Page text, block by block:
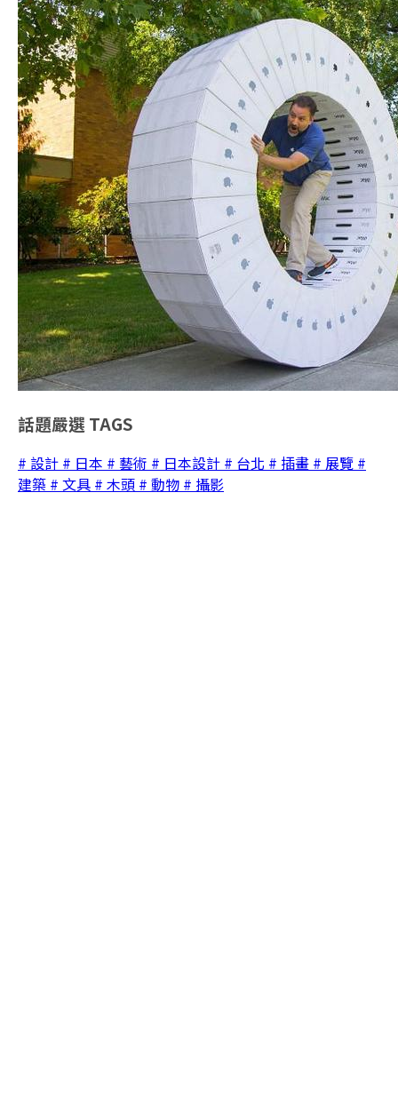
話題嚴選 TAGS
# 設計 # 日本 # 藝術 # 日本設計 # 台北 # 插畫 # 展覽 #
建築 # 文具 # 木頭 # 動物 # 攝影